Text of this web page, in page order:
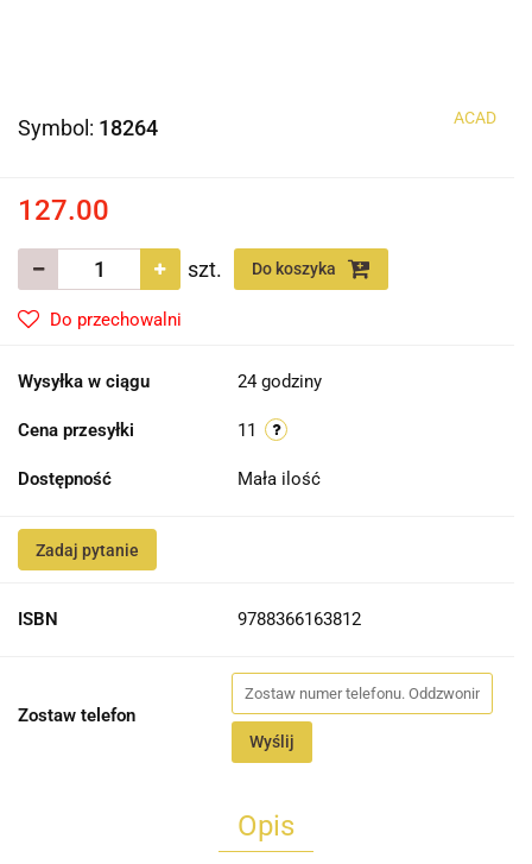
Symbol: 18264 ACAD
127.00
szt. Do koszyka
Do przechowalni
Wysyłka w ciągu 24 godziny
Cena przesyłki 11
Dostępność Mała ilość
Zadaj pytanie
ISBN 9788366163812
Zostaw telefon
Wyślij
Opis